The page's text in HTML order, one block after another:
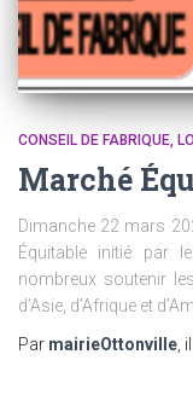
CONSEIL DE FABRIQUE
Marché
Dimanche 22 mars
Équitable initié par
nombreux soutenir
d’Asie, d’Afrique et
Par mairieOttonville ,